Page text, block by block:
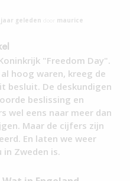
jaar geleden
maurice
"Freedom Day".
hoog waren, kreeg de
besluit. De deskundigen
beslissing en
wel eens naar meer dan
Maar de cijfers zijn
En laten we weer
in Zweden is.